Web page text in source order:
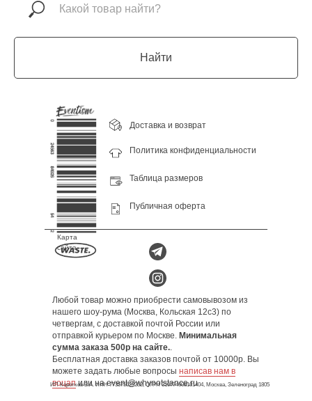
Найти
Доставка и возврат
Политика конфиденциальности
Публичная оферта
Таблица размеров
Любой товар можно приобрести самовывозом из
нашего шоу-рума (Москва, Кольская 12с3) по
четвергам, с доставкой почтой России или
отправкой курьером по Москве. Минимальная
сумма заказа 500р на сайте..
Бесплатная доставка заказов почтой от 10000р. Вы
можете задать любые вопросы написав нам в
воцапили на event@whynotstance.ru
Карта
сайта
ИП Коротков В.А. ИНН 773575523252, ОГРН 310774608101404, Москва, Зеленоград 1805